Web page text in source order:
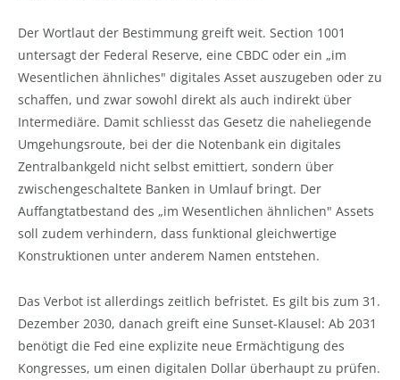
Der Wortlaut der Bestimmung greift weit. Section 1001
untersagt der Federal Reserve, eine CBDC oder ein „im
Wesentlichen ähnliches" digitales Asset auszugeben oder zu
schaffen, und zwar sowohl direkt als auch indirekt über
Intermediäre. Damit schliesst das Gesetz die naheliegende
Umgehungsroute, bei der die Notenbank ein digitales
Zentralbankgeld nicht selbst emittiert, sondern über
zwischengeschaltete Banken in Umlauf bringt. Der
Auffangtatbestand des „im Wesentlichen ähnlichen" Assets
soll zudem verhindern, dass funktional gleichwertige
Konstruktionen unter anderem Namen entstehen.
Das Verbot ist allerdings zeitlich befristet. Es gilt bis zum 31.
Dezember 2030, danach greift eine Sunset-Klausel: Ab 2031
benötigt die Fed eine explizite neue Ermächtigung des
Kongresses, um einen digitalen Dollar überhaupt zu prüfen.